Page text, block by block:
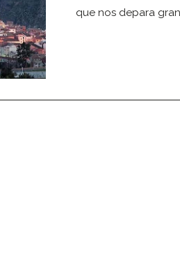
que nos depara